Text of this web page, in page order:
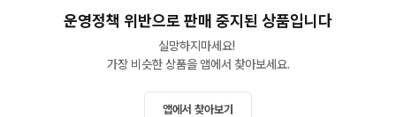
운영정책 위반으로 판매 중지된 상품입니다
실망하지마세요!
가장 비슷한 상품을 앱에서 찾아보세요.
앱에서 찾아보기